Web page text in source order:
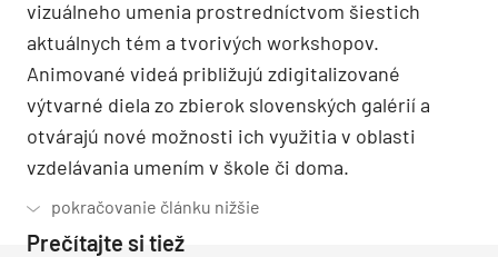
vizuálneho umenia prostredníctvom šiestich
aktuálnych tém a tvorivých workshopov.
Animované videá približujú zdigitalizované
výtvarné diela zo zbierok slovenských galérií a
otvárajú nové možnosti ich využitia v oblasti
vzdelávania umením v škole či doma.
Prečítajte si tiež